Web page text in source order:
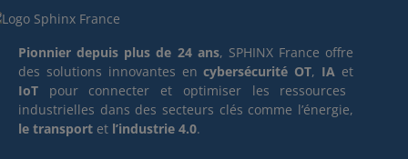
Pionnier depuis plus de 24 ans, SPHINX France offre
des solutions innovantes encybersécurité OT, IA et
IoT pour connecter et optimiser les ressources
industrielles dans des secteurs clés comme l’énergie,
le transport et l’industrie 4.0.